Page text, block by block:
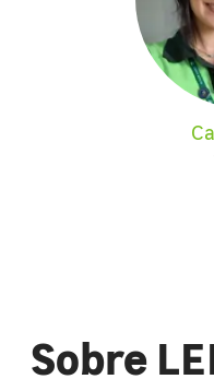
Sobre